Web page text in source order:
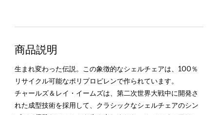
商品説明
生まれ変わった伝説。この象徴的なシェルチェアは、100％
リサイクル可能なポリプロピレンで作られています。
チャールズ＆レイ・イームズは、第二次世界大戦中に開発さ
れた成型技術を採用して、クラシックなシェルチェアのシン